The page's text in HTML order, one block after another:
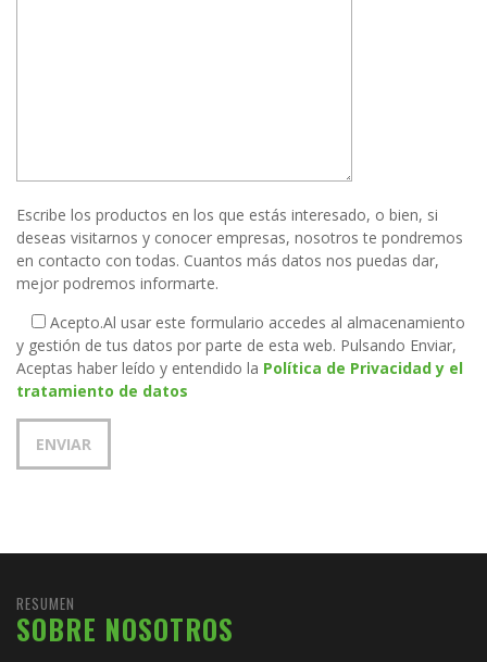
Escribe los productos en los que estás interesado, o bien, si
deseas visitarnos y conocer empresas, nosotros te pondremos
en contacto con todas. Cuantos más datos nos puedas dar,
mejor podremos informarte.
Acepto.Al usar este formulario accedes al almacenamiento
y gestión de tus datos por parte de esta web. Pulsando Enviar,
Aceptas haber leído y entendido la Política de Privacidad y el
tratamiento de datos
RESUMEN
SOBRE NOSOTROS